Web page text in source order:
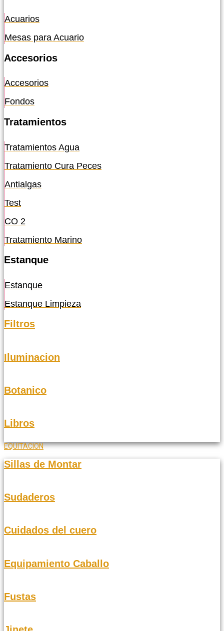
Acuarios
Mesas para Acuario
Accesorios
Accesorios
Fondos
Tratamientos
Tratamientos Agua
Tratamiento Cura Peces
Antialgas
Test
CO 2
Tratamiento Marino
Estanque
Estanque
Estanque Limpieza
Filtros
Iluminacion
Botanico
Libros
EQUITACION
Sillas de Montar
Sudaderos
Cuidados del cuero
Equipamiento Caballo
Fustas